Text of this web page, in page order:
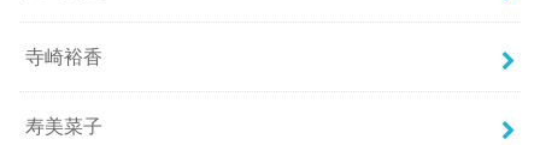
寺崎裕香
寿美菜子